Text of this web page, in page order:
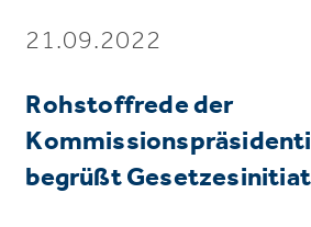
21.09.2022
Rohstoffrede der
begrüßt